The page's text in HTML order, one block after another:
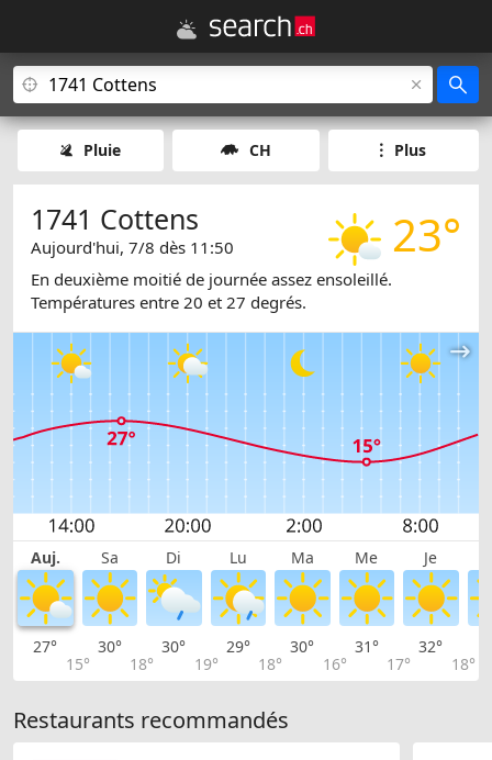
Pluie CH Plus
23°
1741 Cottens
Aujourd'hui, 7/8 dès 11:50
En deuxième moitié de journée assez ensoleillé.
Températures entre 20 et 27 degrés.
Auj. Sa Di Lu Ma Me Je
27°
15°
30°
18°
30°
19°
29°
18°
30°
16°
31°
17°
32°
18°
Restaurants recommandés